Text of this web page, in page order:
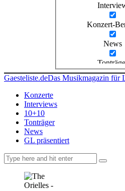
Konzert-
News
Gaesteliste.deDas Musikmagazin für
Konzerte
Interviews
10+10
Tonträger
News
GL präsentiert